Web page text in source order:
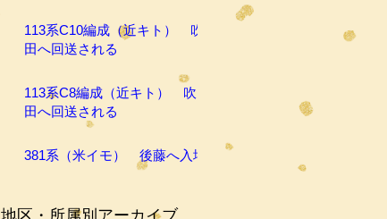
113系C10編成（近キト） 吹
田へ回送される
113系C8編成（近キト） 吹
田へ回送される
381系（米イモ） 後藤へ入場
地区・所属別アーカイブ